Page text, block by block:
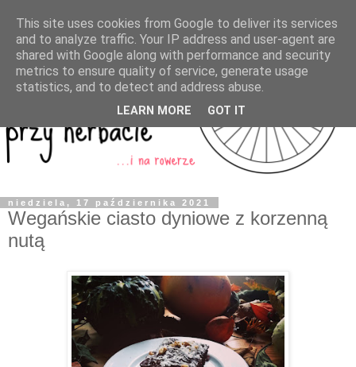
niedziela, 17 października 2021
Wegańskie ciasto dyniowe z korzenną
nutą
This site uses cookies from Google to deliver its services
and to analyze traffic. Your IP address and user-agent are
shared with Google along with performance and security
metrics to ensure quality of service, generate usage
statistics, and to detect and address abuse.
LEARN MORE GOT IT